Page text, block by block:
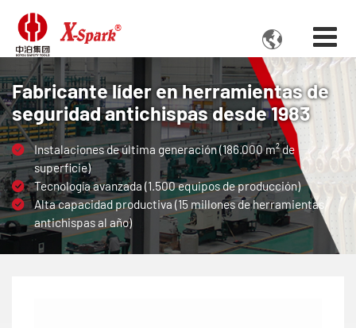

Fabricante líder en herramientas de
seguridad antichispas desde 1983
Instalaciones de última generación (186.000 m² de
superficie)
Tecnología avanzada (1.500 equipos de producción)
Alta capacidad productiva (15 millones de herramientas
antichispas al año)